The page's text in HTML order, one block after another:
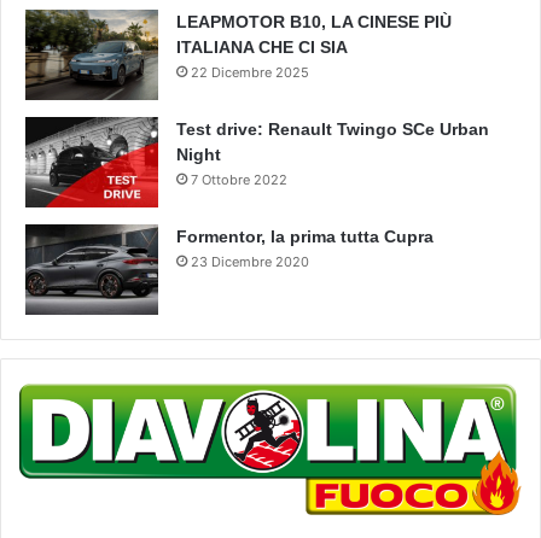
LEAPMOTOR B10, LA CINESE PIÙ
ITALIANA CHE CI SIA
22 Dicembre 2025
Test drive: Renault Twingo SCe Urban
Night
7 Ottobre 2022
Formentor, la prima tutta Cupra
23 Dicembre 2020